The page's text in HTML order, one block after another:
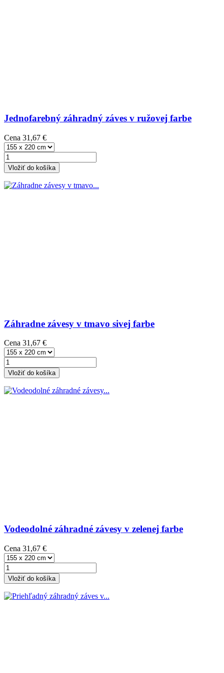
Jednofarebný záhradný záves v ružovej farbe
Cena 31,67 €
Vložiť do košíka
Záhradne závesy v tmavo sivej farbe
Cena 31,67 €
Vložiť do košíka
Vodeodolné záhradné závesy v zelenej farbe
Cena 31,67 €
Vložiť do košíka